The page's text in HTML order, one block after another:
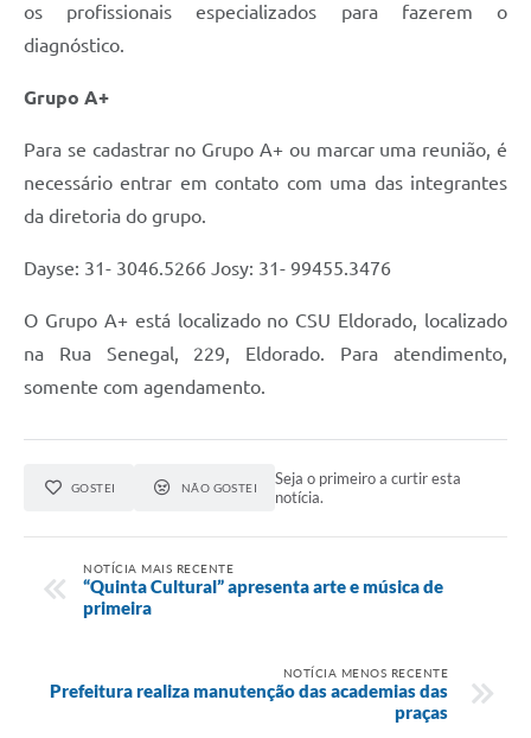
os profissionais especializados para fazerem o
diagnóstico.
Grupo A+
Para se cadastrar no Grupo A+ ou marcar uma reunião, é
necessário entrar em contato com uma das integrantes
da diretoria do grupo.
Dayse: 31- 3046.5266 Josy: 31- 99455.3476
O Grupo A+ está localizado no CSU Eldorado, localizado
na Rua Senegal, 229, Eldorado. Para atendimento,
somente com agendamento.
GOSTEI NÃO GOSTEI
Seja o primeiro a curtir esta
notícia.
NOTÍCIA MAIS RECENTE
“Quinta Cultural” apresenta arte e música de
primeira
NOTÍCIA MENOS RECENTE
Prefeitura realiza manutenção das academias das
praças